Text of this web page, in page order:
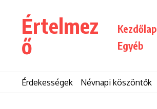
Értelmez
ő
Kezdőlap
Egyéb
Érdekességek Névnapi köszöntők